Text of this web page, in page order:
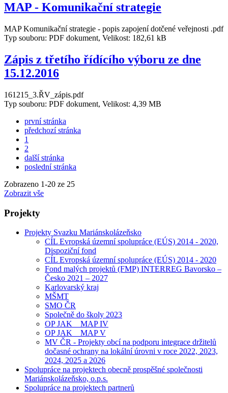
MAP - Komunikační strategie
MAP Komunikační strategie - popis zapojení dotčené veřejnosti .pdf
Typ souboru: PDF dokument, Velikost: 182,61 kB
Zápis z třetího řídícího výboru ze dne
15.12.2016
161215_3.ŘV_zápis.pdf
Typ souboru: PDF dokument, Velikost: 4,39 MB
první stránka
předchozí stránka
1
2
další stránka
poslední stránka
Zobrazeno 1-20 ze 25
Zobrazit vše
Projekty
Projekty Svazku Mariánskolázeňsko
CÍL Evropská územní spolupráce (EÚS) 2014 - 2020,
Dispoziční fond
CÍL Evropská územní spolupráce (EÚS) 2014 - 2020
Fond malých projektů (FMP) INTERREG Bavorsko –
Česko 2021 – 2027
Karlovarský kraj
MŠMT
SMO ČR
Společně do školy 2023
OP JAK _ MAP IV
OP JAK _ MAP V
MV ČR - Projekty obcí na podporu integrace držitelů
dočasné ochrany na lokální úrovni v roce 2022, 2023,
2024, 2025 a 2026
Spolupráce na projektech obecně prospěšné společnosti
Mariánskolázeňsko, o.p.s.
Spolupráce na projektech partnerů